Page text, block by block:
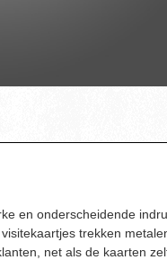
en onderscheidende
trekken
net als de kaarten